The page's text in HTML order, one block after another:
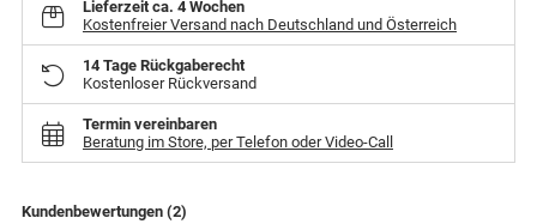
Lieferzeitca. 4 Wochen
Kostenfreier Versand nach Deutschland und Österreich
14 Tage Rückgaberecht
Kostenloser Rückversand
Termin vereinbaren
Beratung im Store, per Telefon oder Video-Call
Kundenbewertungen (2)